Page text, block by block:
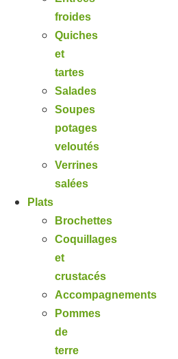
froides
Quiches
et
tartes
Salades
Soupes
potages
veloutés
Verrines
salées
Plats
Brochettes
Coquillages
et
crustacés
Accompagnements
Pommes
de
terre